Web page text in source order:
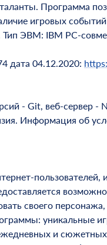
Программа
игровых
Тип ЭВМ: IBM PC-
дата 04.12.2020:
- Git, веб-сервер -
Информация об
своего
уникальные
и